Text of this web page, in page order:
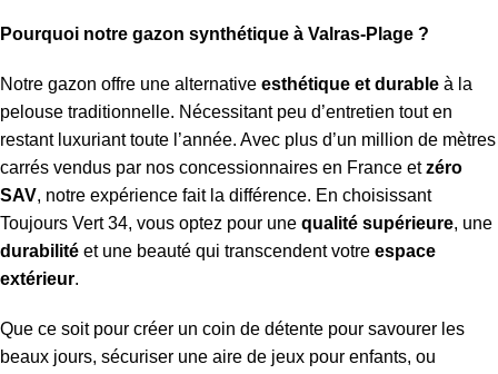
Pourquoi notre gazon synthétique à Valras-Plage ?
Notre gazon offre une alternative esthétique et durable à la
pelouse traditionnelle. Nécessitant peu d’entretien tout en
restant luxuriant toute l’année. Avec plus d’un million de mètres
carrés vendus par nos concessionnaires en France etzéro
SAV, notre expérience fait la différence. En choisissant
Toujours Vert 34, vous optez pour une qualité supérieure, une
durabilité et une beauté qui transcendent votre espace
extérieur.
Que ce soit pour créer un coin de détente pour savourer les
beaux jours, sécuriser une aire de jeux pour enfants, ou